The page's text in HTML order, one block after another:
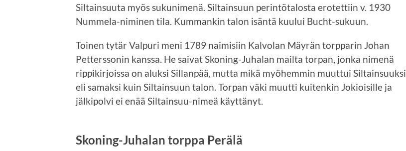
Siltainsuuta myös sukunimenä. Siltainsuun perintötalosta erotettiin v. 1930
Nummela-niminen tila. Kummankin talon isäntä kuului Bucht-sukuun.
Toinen tytär Valpuri meni 1789 naimisiin Kalvolan Mäyrän torpparin Johan
Petterssonin kanssa. He saivat Skoning-Juhalan mailta torpan, jonka nimenä
rippikirjoissa on aluksi Sillanpää, mutta mikä myöhemmin muuttui Siltainsuuksi
eli samaksi kuin Siltainsuun talon. Torpan väki muutti kuitenkin Jokioisille ja
jälkipolvi ei enää Siltainsuu-nimeä käyttänyt.
Skoning-Juhalan torppa Perälä